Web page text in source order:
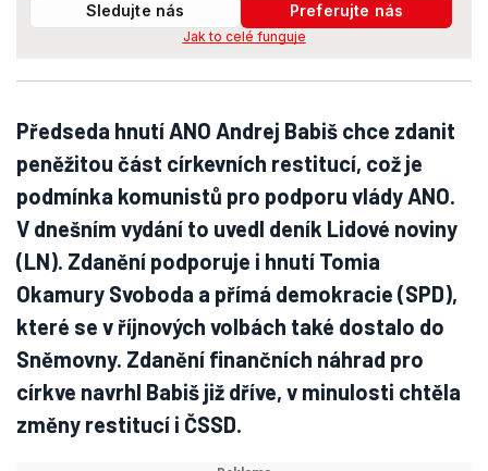
Sledujte nás
Preferujte nás
Jak to celé funguje
Předseda hnutí ANO Andrej Babiš chce zdanit
peněžitou část církevních restitucí, což je
podmínka komunistů pro podporu vlády ANO.
V dnešním vydání to uvedl deník Lidové noviny
(LN). Zdanění podporuje i hnutí Tomia
Okamury Svoboda a přímá demokracie (SPD),
které se v říjnových volbách také dostalo do
Sněmovny. Zdanění finančních náhrad pro
církve navrhl Babiš již dříve, v minulosti chtěla
změny restitucí i ČSSD.